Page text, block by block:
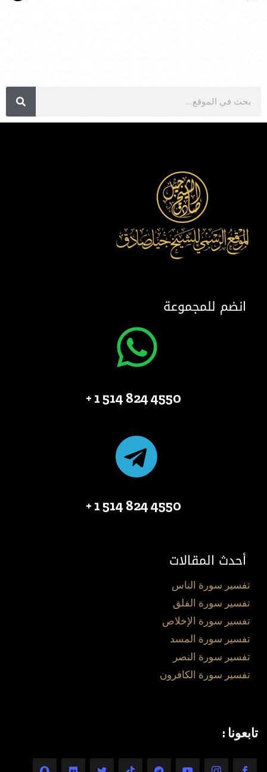
انضم للمجموعة
4550 824 514 1 +
4550 824 514 1 +
أحدث المقالات
تفسير سورة الناس
تفسير سورة الفلق
تفسير سورة الإخلاص
تفسير سورة المسد
تفسير سورة النصر
تفسير سورة الكافرون
تابعونا :